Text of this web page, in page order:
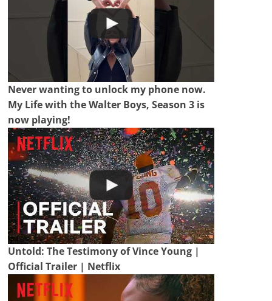
Never wanting to unlock my phone now.
My Life with the Walter Boys, Season 3 is
now playing!
Untold: The Testimony of Vince Young |
Official Trailer | Netflix